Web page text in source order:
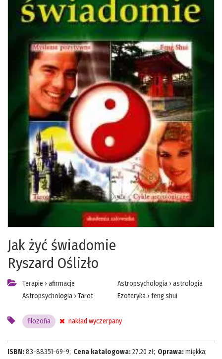
Jak żyć świadomie
Ryszard Oślizło
Terapie › afirmacje
Astropsychologia › Tarot
Astropsychologia › astrologia
Ezoteryka › feng shui
filozofia nakład wyczerpany
ISBN:83-88351-69-9; Cena katalogowa:27.20 zł; Oprawa:miękka;